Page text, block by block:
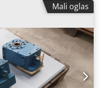
Mali oglas